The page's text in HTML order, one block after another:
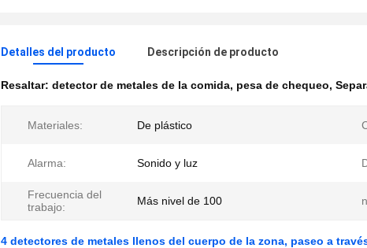
Detalles del producto Descripción de producto
Resaltar: detector de metales de la comida, pesa de chequeo,
Materiales: De plástico
Alarma: Sonido y luz
Frecuencia del
trabajo:
Más nivel de 100
4 detectores de metales llenos del cuerpo de la zona, paseo a